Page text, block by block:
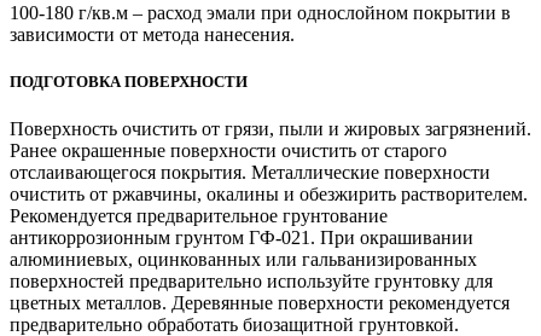
100-180 г/кв.м – расход эмали при однослойном покрытии в
зависимости от метода нанесения.
ПОДГОТОВКА ПОВЕРХНОСТИ
Поверхность очистить от грязи, пыли и жировых загрязнений.
Ранее окрашенные поверхности очистить от старого
отслаивающегося покрытия. Металлические поверхности
очистить от ржавчины, окалины и обезжирить растворителем.
Рекомендуется предварительное грунтование
антикоррозионным грунтом ГФ-021. При окрашивании
алюминиевых, оцинкованных или гальванизированных
поверхностей предварительно используйте грунтовку для
цветных металлов. Деревянные поверхности рекомендуется
предварительно обработать биозащитной грунтовкой.